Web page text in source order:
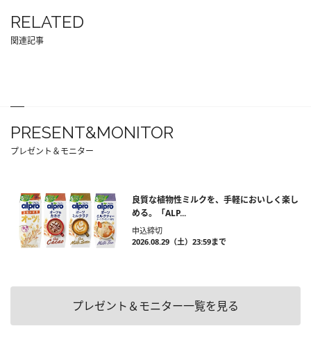
RELATED
関連記事
PRESENT&MONITOR
プレゼント＆モニター
良質な植物性ミルクを、手軽においしく楽し
める。「ALP...
申込締切
2026.08.29（土）23:59まで
プレゼント＆モニター一覧を見る